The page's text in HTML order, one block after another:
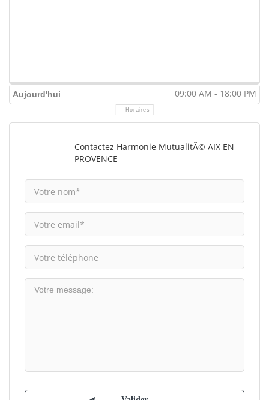
Aujourd'hui 09:00 AM - 18:00 PM
Horaires
Contactez Harmonie MutualitÃ© AIX EN
PROVENCE